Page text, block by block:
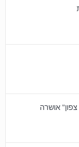
אושרה